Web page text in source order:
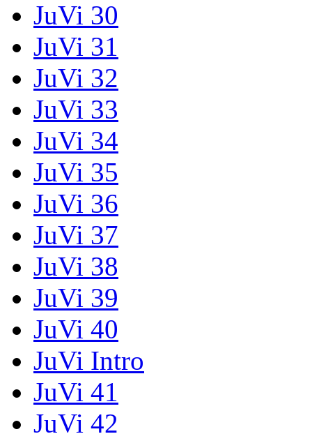
JuVi 30
JuVi 31
JuVi 32
JuVi 33
JuVi 34
JuVi 35
JuVi 36
JuVi 37
JuVi 38
JuVi 39
JuVi 40
JuVi Intro
JuVi 41
JuVi 42